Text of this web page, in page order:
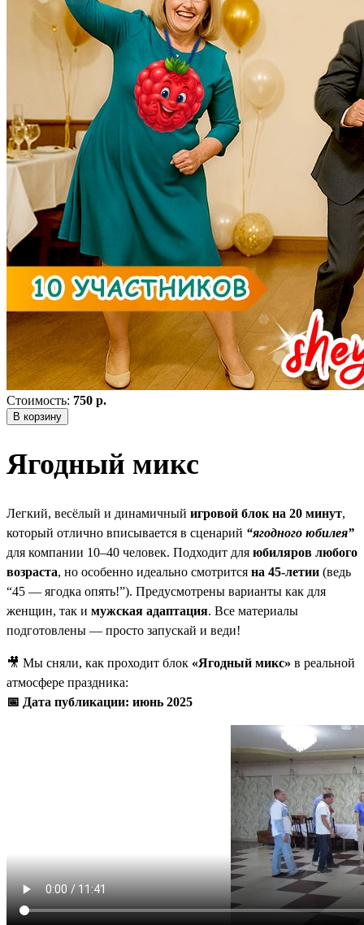
Стоимость: 750 р.
В корзину
Ягодный микс
Легкий, весёлый и динамичный игровой блок на 20 минут,
который отлично вписывается в сценарий “ягодного юбилея”
для компании 10–40 человек. Подходит для юбиляров любого
возраста, но особенно идеально смотрится на 45-летии (ведь
“45 — ягодка опять!”). Предусмотрены варианты как для
женщин, так и мужская адаптация. Все материалы
подготовлены — просто запускай и веди!
🎥 Мы сняли, как проходит блок «Ягодный микс» в реальной
атмосфере праздника:
📅 Дата публикации: июнь 2025